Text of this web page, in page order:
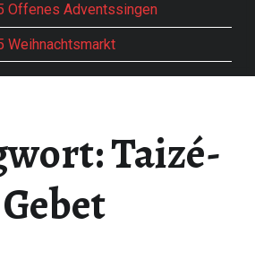
Offenes Adventssingen
Weihnachtsmarkt
Taizé-
Gebet